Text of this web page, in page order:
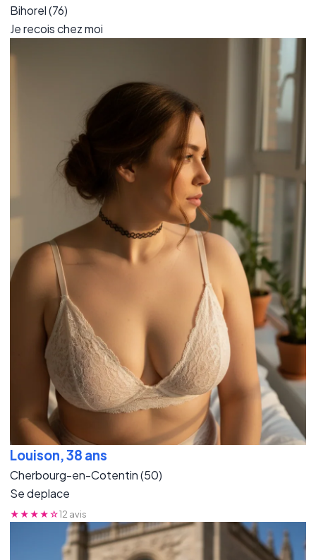
Bihorel (76)
Je recois chez moi
Louison, 38 ans
Cherbourg-en-Cotentin (50)
Se deplace
★★★★☆12 avis